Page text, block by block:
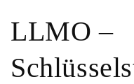
LLMO –